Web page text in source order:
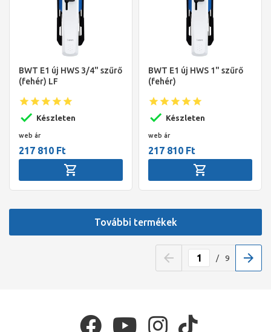
BWT E1 új HWS 3/4" szűrő
(fehér) LF
Készleten
web ár
217 810 Ft
BWT E1 új HWS 1" szűrő
(fehér)
Készleten
web ár
217 810 Ft
További termékek
/ 9